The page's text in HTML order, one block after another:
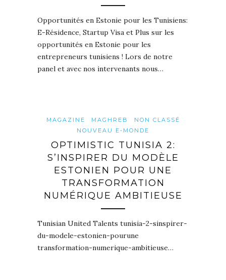
Opportunités en Estonie pour les Tunisiens:
E-Résidence, Startup Visa et Plus sur les
opportunités en Estonie pour les
entrepreneurs tunisiens ! Lors de notre
panel et avec nos intervenants nous…
MAGAZINE MAGHREB
NON CLASSÉ
NOUVEAU E-MONDE
OPTIMISTIC TUNISIA 2:
S’INSPIRER DU MODÈLE
ESTONIEN POUR UNE
TRANSFORMATION
NUMÉRIQUE AMBITIEUSE
Tunisian United Talents tunisia-2-sinspirer-
du-modele-estonien-pourune
transformation-numerique-ambitieuse…